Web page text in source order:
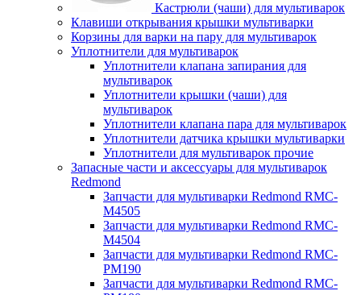
Кастрюли (чаши) для мультиварок
Клавиши открывания крышки мультиварки
Корзины для варки на пару для мультиварок
Уплотнители для мультиварок
Уплотнители клапана запирания для
мультиварок
Уплотнители крышки (чаши) для
мультиварок
Уплотнители клапана пара для мультиварок
Уплотнители датчика крышки мультиварки
Уплотнители для мультиварок прочие
Запасные части и аксессуары для мультиварок
Redmond
Запчасти для мультиварки Redmond RMC-
M4505
Запчасти для мультиварки Redmond RMC-
M4504
Запчасти для мультиварки Redmond RMC-
PM190
Запчасти для мультиварки Redmond RMC-